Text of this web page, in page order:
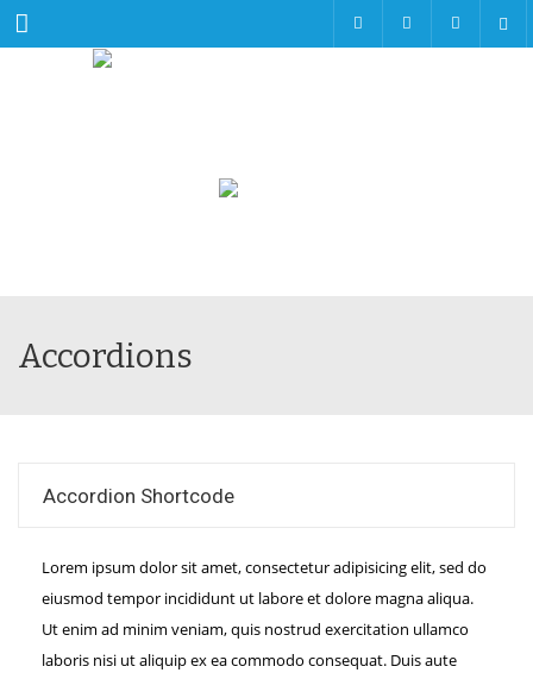
Menu
Accordions
Accordion Shortcode
Lorem ipsum dolor sit amet, consectetur adipisicing elit, sed do
eiusmod tempor incididunt ut labore et dolore magna aliqua.
Ut enim ad minim veniam, quis nostrud exercitation ullamco
laboris nisi ut aliquip ex ea commodo consequat. Duis aute